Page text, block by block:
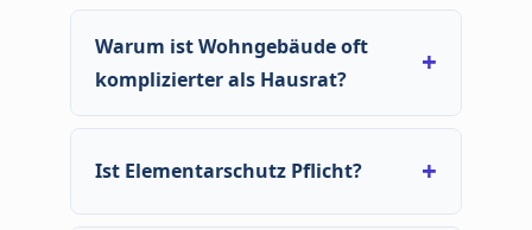
Warum ist Wohngebäude oft
komplizierter als Hausrat?
Weil es um Gebäudewerte, Bauweise, Lage,
sechsstellige Summen geht. Hier zählt Präzision.
Ist Elementarschutz Pflicht?